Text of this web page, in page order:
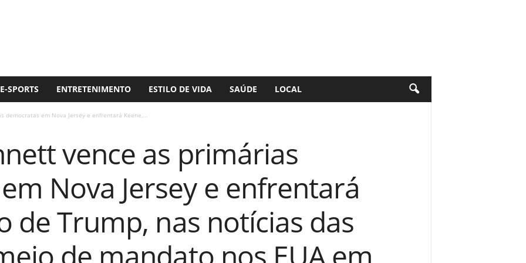
E-SPORTS ENTRETENIMENTO ESTILO DE VIDA SAÚDE LOCAL
democratas em Nova Jersey e enfrentará Keene,...
vence as primárias
Nova Jersey e enfrentará
de Trump, nas notícias das